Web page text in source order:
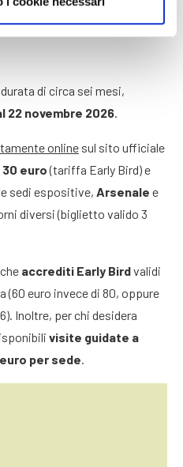
date e
durata di circa sei mesi,
22 novembre 2026.
online sul sito ufficiale
euro(tariffa Early Bird) e
sedi espositive, Arsenale e
diversi (biglietto valido 3
accrediti Early Birdvalidi
(60 euro invece di 80, oppure
Inoltre, per chi desidera
visite guidate a
per sede.